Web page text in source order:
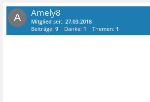
A Amely8
Mitglied seit:27.03.2018
Beiträge:9 Danke: 1 Themen: 1